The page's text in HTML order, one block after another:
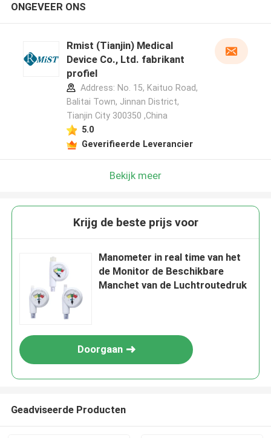
ONGEVEER ONS
Rmist (Tianjin) Medical
Device Co., Ltd. fabrikant
profiel
Address: No. 15, Kaituo Road,
Balitai Town, Jinnan District,
Tianjin City 300350 ,China
5.0
Geverifieerde Leverancier
Bekijk meer
Krijg de beste prijs voor
Manometer in real time van het
de Monitor de Beschikbare
Manchet van de Luchtroutedruk
Doorgaan
Geadviseerde Producten